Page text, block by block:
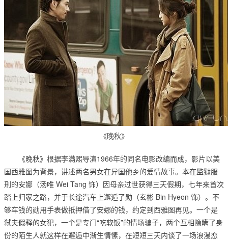
《晚秋》
《晚秋》根据李满熙导演1966年的同名电影改编而成，影片以美
国西雅图为背景，讲述两名男女在异国他乡的爱情故事。本在监狱服
刑的安娜（汤唯 Wei Tang 饰）因母亲过世获得三天假期，七年来首次
踏上归家之路，并于长途汽车上邂逅了勋（玄彬 Bin Hyeon 饰）。不
够车钱的勋用手表做抵押借了安娜的钱，约定到西雅图再见。一个是
弑夫假释的女犯，一个是专门“吃软饭”的情场骗子，两个互相隐瞒了身
份的陌生人就这样在邂逅中渐生情愫，在短短三天内谈了一场浪漫恋